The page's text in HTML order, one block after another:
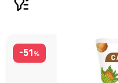
-51 %